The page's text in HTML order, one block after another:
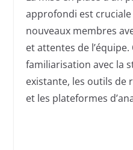
approfondi est
nouveaux membres
et attentes de
familiarisation avec la
existante, les outils de
et les plateformes